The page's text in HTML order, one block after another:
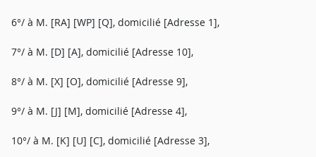
6°/ à M. [RA] [WP] [Q], domicilié [Adresse 1],
7°/ à M. [D] [A], domicilié [Adresse 10],
8°/ à M. [X] [O], domicilié [Adresse 9],
9°/ à M. [J] [M], domicilié [Adresse 4],
10°/ à M. [K] [U] [C], domicilié [Adresse 3],